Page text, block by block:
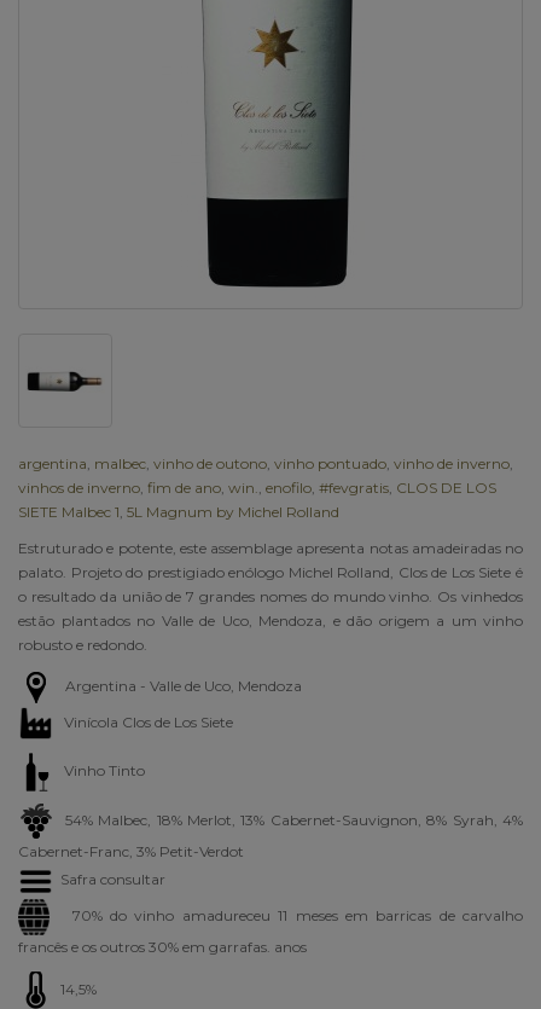
argentina malbec vinho de outono vinho pontuado vinho de inverno
vinhos de inverno fim de ano win. enofilo #fevgratis CLOS DE LOS
SIETE Malbec 1 5L Magnum by Michel Rolland
Estruturado e potente, este assemblage apresenta notas amadeiradas no
palato. Projeto do prestigiado enólogo Michel Rolland, Clos de Los Siete é
o resultado da união de 7 grandes nomes do mundo vinho. Os vinhedos
estão plantados no Valle de Uco, Mendoza, e dão origem a um vinho
robusto e redondo.
Argentina - Valle de Uco, Mendoza
Vinícola Clos de Los Siete
Vinho Tinto
54% Malbec, 18% Merlot, 13% Cabernet-Sauvignon, 8% Syrah, 4%
Cabernet-Franc, 3% Petit-Verdot
Safra consultar
70% do vinho amadureceu 11 meses em barricas de carvalho
francês e os outros 30% em garrafas. anos
14,5%